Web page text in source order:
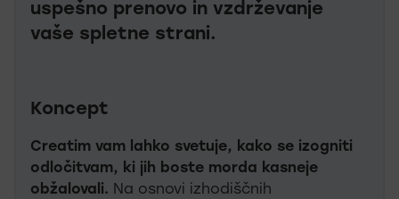
uspešno prenovo in vzdrževanje
vaše spletne strani.
Koncept
Creatim vam lahko svetuje, kako se izogniti
odločitvam, ki jih boste morda kasneje
obžalovali. Na osnovi izhodiščnih